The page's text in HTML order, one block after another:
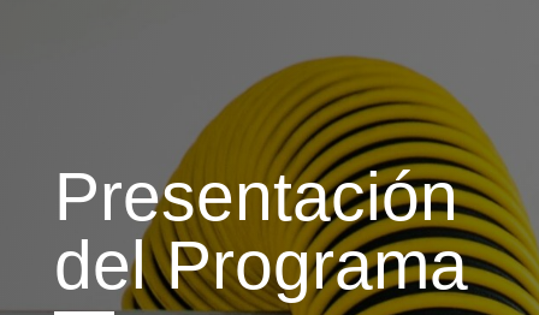
Presentación
del Programa